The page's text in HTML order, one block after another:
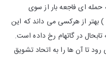
ای فاجعه بار از سوی
بهتر از هرکسی می داند که این
تابحال در گاتهام رخ داده است.
رود تا آن ها را به اتحاد تشویق